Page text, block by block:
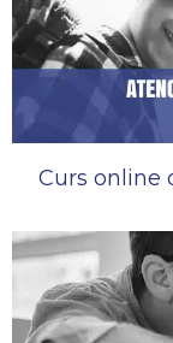
Curs online